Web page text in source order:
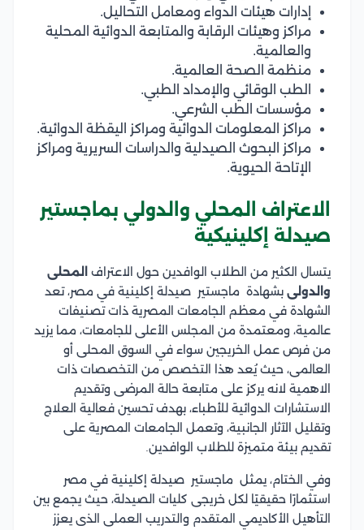
إدارات هيئات الدواء ومعامل التحاليل.
مراكز وهيئات الرقابة والمتابعة الدوائية المحلية
والعالمية.
منظمة الصحة العالمية.
الطب الوقائي والإمداد الطبي.
مؤسسات الطب الشرعي.
مراكز المعلومات الدوائية ومراكز اليقظة الدوائية.
مراكز البحوث الصيدلية والدراسات السريرية ومراكز
الإتاحة الحيوية.
الاعتراف المحلي والدولي بماجستير
صيدلة إكلينيكية
يتسال الكثير من الطلاب الوافدين حول الاعتراف
المحلى
والدولى بشهادة ماجستير صيدلة إكلينية في مصر، تعد
الشهادة في معظم الجامعات المصرية ذات تصنيفات
عالمية، ومعتمدة من المجلس الأعلى للجامعات، مما يزيد
من فرص عمل الخريجين سواء في السوق المحلى أو
العالمى، حيث يُعد هذا التخصص من التخصصات ذات
الاهمية لانه يركز على متابعة حالة المرضى وتقديم
الاستشارات الدوائية للأطباء، بهدف تحسين فعالية العلاج
وتقليل الآثار الجانبية، وتعمل الجامعات المصرية على
تقديم بيئة متميزة للطلاب الوافدين.
وفي الختام، يمثل ماجستير صيدلة إكلينية في مصر
استثمارًا حقيقيًا لكل خريجى كليات الصيدلة، حيث يجمع بين
التأهيل الأكاديمي المتقدم والتدريب العملى الذى يعزز